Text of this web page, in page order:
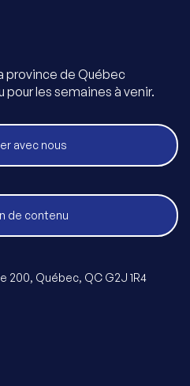
province de Québec
pour les semaines à venir.
avec nous
de contenu
200, Québec, QC G2J 1R4